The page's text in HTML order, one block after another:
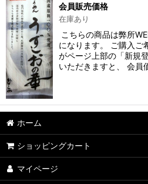
会員販売価格
在庫あり
こちらの商品は弊所
になります。 ご購入ご
がページ上部の「新規
いただきますと、 会員
ホーム
ショッピングカート
マイページ